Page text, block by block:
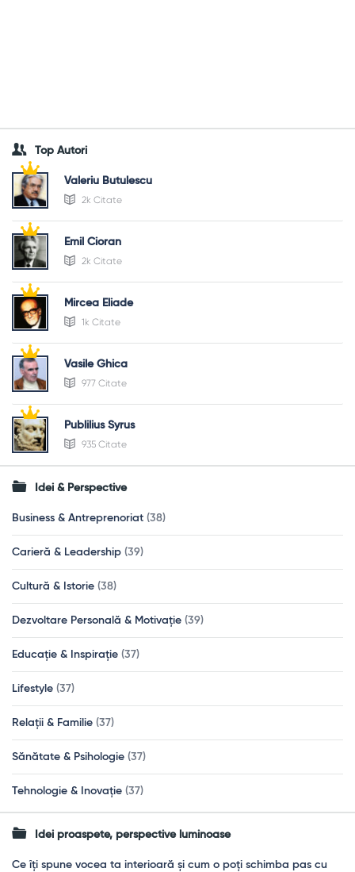
Top Autori
Valeriu Butulescu
2k Citate
Emil Cioran
2k Citate
Mircea Eliade
1k Citate
Vasile Ghica
977 Citate
Publilius Syrus
935 Citate
Idei & Perspective
Business & Antreprenoriat (38)
Carieră & Leadership (39)
Cultură & Istorie (38)
Dezvoltare Personală & Motivație (39)
Educație & Inspirație (37)
Lifestyle (37)
Relații & Familie (37)
Sănătate & Psihologie (37)
Tehnologie & Inovație (37)
Idei proaspete, perspective luminoase
Ce îți spune vocea ta interioară și cum o poți schimba pas cu